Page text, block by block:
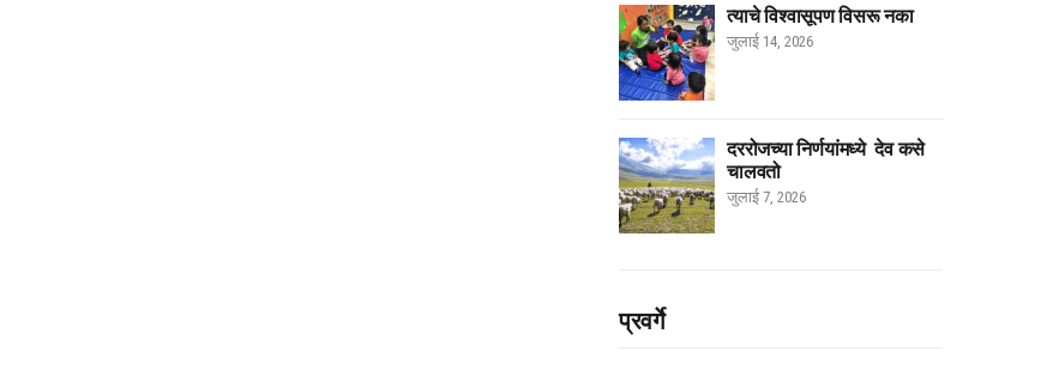
त्याचे विश्वासूपण विसरू नका
जुलाई 14, 2026
दररोजच्या निर्णयांमध्ये देव कसे
चालवतो
जुलाई 7, 2026
प्रवर्गे